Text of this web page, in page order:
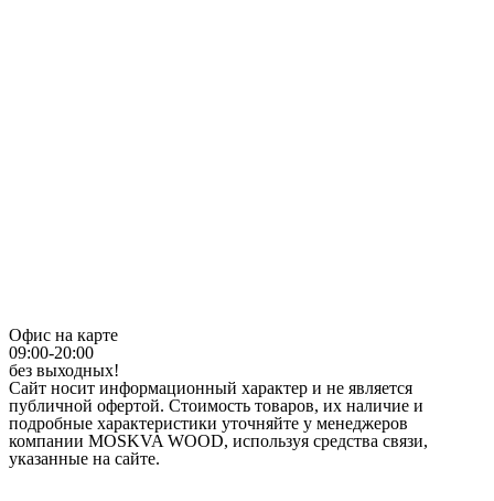
Офис на карте
09:00-20:00
без выходных!
Сайт носит информационный характер и не является
публичной офертой. Стоимость товаров, их наличие и
подробные характеристики уточняйте у менеджеров
компании MOSKVA WOOD, используя средства связи,
указанные на сайте.